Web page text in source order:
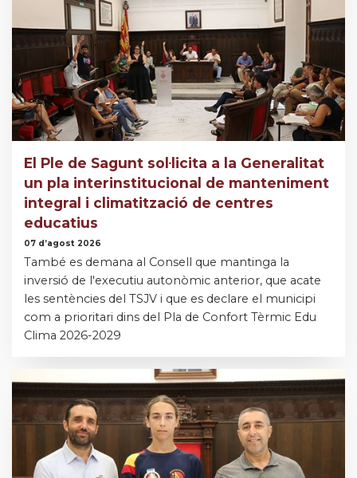
El Ple de Sagunt sol·licita a la Generalitat
un pla interinstitucional de manteniment
integral i climatització de centres
educatius
07 d’agost 2026
També es demana al Consell que mantinga la
inversió de l'executiu autonòmic anterior, que acate
les sentències del TSJV i que es declare el municipi
com a prioritari dins del Pla de Confort Tèrmic Edu
Clima 2026-2029